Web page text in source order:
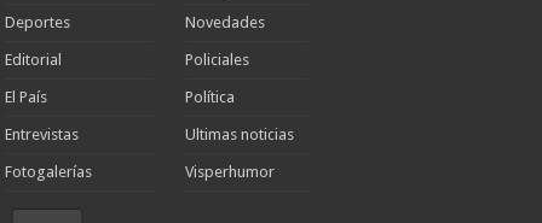
Deportes
Editorial
El País
Entrevistas
Fotogalerías
Novedades
Policiales
Política
Ultimas noticias
Visperhumor